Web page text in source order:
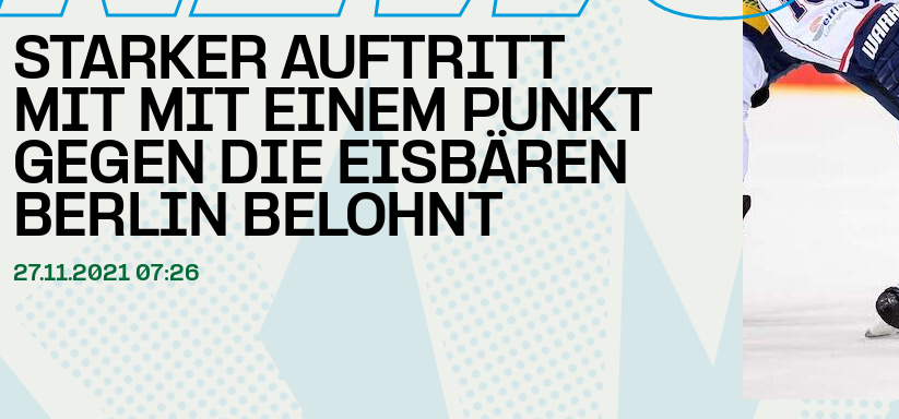
STARKER AUFTRITT
MIT MIT EINEM PUNKT
GEGEN DIE EISBÄREN
BERLIN BELOHNT
27.11.2021 07:26